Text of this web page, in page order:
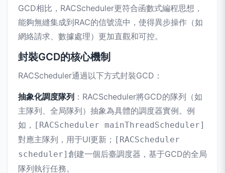
GCD相比，RACScheduler更符合函數式編程思想，
能夠無縫集成到RAC的信號流中，使得異步操作（如
網絡請求、數據處理）更加直觀和可控。
封裝GCD的核心機制
RACScheduler通過以下方式封裝GCD：
抽象化調度隊列 ：RACScheduler將GCD的隊列（如
主隊列、全局隊列）抽象為具體的調度器實例。例
如， [RACScheduler mainThreadScheduler]
對應主隊列，用于UI更新； [RACScheduler
scheduler] 創建一個后臺調度器，基于GCD的全局
隊列執行任務。